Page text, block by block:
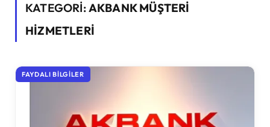
KATEGORİ:AKBANK MÜŞTERI
HIZMETLERI
FAYDALI BILGILER